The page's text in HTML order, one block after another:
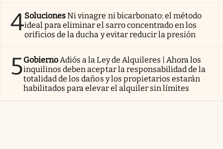
4SolucionesNi vinagre ni bicarbonato: el método
ideal para eliminar el sarro concentrado en los
orificios de la ducha y evitar reducir la presión
5GobiernoAdiós a la Ley de Alquileres | Ahora los
inquilinos deben aceptar la responsabilidad de la
totalidad de los daños y los propietarios estarán
habilitados para elevar el alquiler sin límites